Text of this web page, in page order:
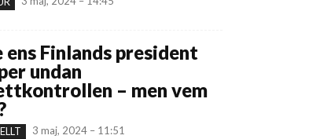
ens Finlands president
undan
– men vem
3 maj, 2024 – 11:51